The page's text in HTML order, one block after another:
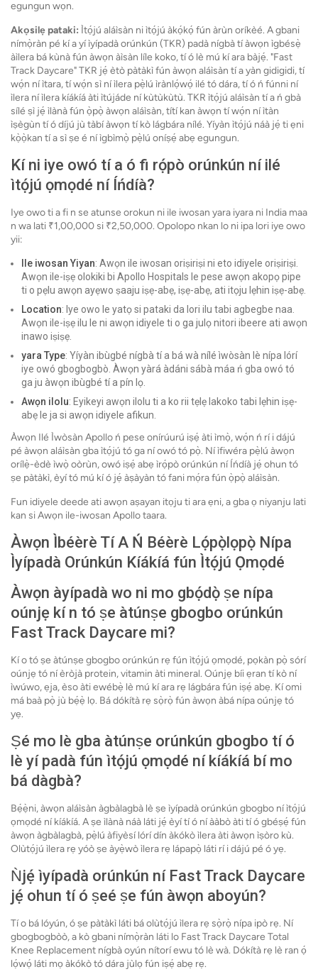
egungun wọn.
Akọsilẹ pataki: Ìtọ́jú aláìsàn ni ìtọ́jú àkọ́kọ́ fún àrùn oríkèé. A gbani
nímọ̀ràn pé kí a yí ìyípadà orúnkún (TKR) padà nígbà tí àwọn ìgbésẹ̀
àìlera bá kùnà fún àwọn àìsàn líle koko, tí ó lè mú kí ara bàjẹ́. "Fast
Track Daycare" TKR jẹ́ ètò pàtàkì fún àwọn aláìsàn tí a yàn gidigidi, tí
wọ́n ní ìtara, tí wọ́n sì ní ìlera pẹ̀lú ìrànlọ́wọ́ ilé tó dára, tí ó ń fúnni ní
ìlera ní ìlera kíákíá àti ìtújáde ní kùtùkùtù. TKR ìtọ́jú aláìsàn tí a ń gbà
sílé ṣì jẹ́ ìlànà fún ọ̀pọ̀ àwọn aláìsàn, títí kan àwọn tí wọ́n ní ìtàn
ìṣègùn tí ó díjú jù tàbí àwọn tí kò lágbára nílé. Yíyàn ìtọ́jú náà jẹ́ ti ẹni
kọ̀ọ̀kan tí a sì ṣe é ní ìgbìmọ̀ pẹ̀lú oníṣẹ́ abẹ egungun.
Kí ni iye owó tí a ó fi rọ́pò orúnkún ní ilé
ìtọ́jú ọmọdé ní Íńdíà?
Iye owo ti a fi n se atunse orokun ni ile iwosan yara iyara ni India maa
n wa lati ₹1,00,000 si ₹2,50,000. Opolopo nkan lo ni ipa lori iye owo
yii:
Ile iwosan Yiyan: Awọn ile iwosan oriṣiriṣi ni eto idiyele oriṣiriṣi.
Awọn ile-iṣẹ olokiki bi Apollo Hospitals le pese awọn akopọ pipe
ti o pẹlu awọn ayẹwo ṣaaju iṣẹ-abẹ, iṣẹ-abẹ, ati itọju lẹhin iṣẹ-abẹ.
Location: Iye owo le yatọ si pataki da lori ilu tabi agbegbe naa.
Awọn ile-iṣẹ ilu le ni awọn idiyele ti o ga julọ nitori ibeere ati awọn
inawo iṣiṣẹ.
yara Type: Yíyàn ibùgbé nígbà tí a bá wà nílé ìwòsàn lè nípa lórí
iye owó gbogbogbò. Àwọn yàrá àdáni sábà máa ń gba owó tó
ga ju àwọn ibùgbé tí a pín lọ.
Awọn ilolu: Eyikeyi awọn ilolu ti a ko rii tẹlẹ lakoko tabi lẹhin iṣẹ-
abẹ le ja si awọn idiyele afikun.
Àwọn Ilé Ìwòsàn Apollo ń pese onírúurú iṣẹ́ àti ìmọ̀, wọ́n ń rí i dájú
pé àwọn aláìsàn gba ìtọ́jú tó ga ní owó tó pọ̀. Ní ìfiwéra pẹ̀lú àwọn
orílẹ̀-èdè ìwọ̀ oòrùn, owó iṣẹ́ abẹ ìrọ́pò orúnkún ní Íńdíà jẹ́ ohun tó
ṣe pàtàkì, èyí tó mú kí ó jẹ́ àṣàyàn tó fani mọ́ra fún ọ̀pọ̀ aláìsàn.
Fun idiyele deede ati awọn aṣayan itọju ti ara ẹni, a gba ọ niyanju lati
kan si Awọn ile-iwosan Apollo taara.
Àwọn Ìbéèrè Tí A Ń Béèrè Lọ́pọ̀lọpọ̀ Nípa
Ìyípadà Orúnkún Kíákíá fún Ìtọ́jú Ọmọdé
Àwọn àyípadà wo ni mo gbọ́dọ̀ ṣe nípa
oúnjẹ kí n tó ṣe àtúnṣe gbogbo orúnkún
Fast Track Daycare mi?
Kí o tó ṣe àtúnṣe gbogbo orúnkún rẹ fún ìtọ́jú ọmọdé, pọkàn pọ̀ sórí
oúnjẹ tó ní èròjà protein, vitamin àti mineral. Oúnjẹ bíi ẹran tí kò ní
ìwúwo, ẹja, èso àti ewébẹ̀ lè mú kí ara rẹ lágbára fún iṣẹ́ abẹ. Kí omi
má baà pọ̀ jù bẹ́ẹ̀ lọ. Bá dókítà rẹ sọ̀rọ̀ fún àwọn àbá nípa oúnjẹ tó
yẹ.
Ṣé mo lè gba àtúnṣe orúnkún gbogbo tí ó
lè yí padà fún ìtọ́jú ọmọdé ní kíákíá bí mo
bá dàgbà?
Bẹ́ẹ̀ni, àwọn aláìsàn àgbàlagbà lè ṣe ìyípadà orúnkún gbogbo ní ìtọ́jú
ọmọdé ní kíákíá. A ṣe ìlànà náà láti jẹ́ èyí tí ó ní ààbò àti tí ó gbéṣẹ́ fún
àwọn àgbàlagbà, pẹ̀lú àfiyèsí lórí dín àkókò ìlera àti àwọn ìṣòro kù.
Olùtọ́jú ìlera rẹ yóò ṣe àyẹ̀wò ìlera rẹ lápapọ̀ láti rí i dájú pé ó yẹ.
Ǹjẹ́ ìyípadà orúnkún ní Fast Track Daycare
jẹ́ ohun tí ó ṣeé ṣe fún àwọn aboyún?
Tí o bá lóyún, ó ṣe pàtàkì láti bá olùtọ́jú ìlera rẹ sọ̀rọ̀ nípa ipò rẹ. Ní
gbogbogbòò, a kò gbani nímọ̀ràn láti lo Fast Track Daycare Total
Knee Replacement nígbà oyún nítorí ewu tó lè wà. Dókítà rẹ lè ran ọ́
lọ́wọ́ láti mọ àkókò tó dára jùlọ fún iṣẹ́ abẹ rẹ.